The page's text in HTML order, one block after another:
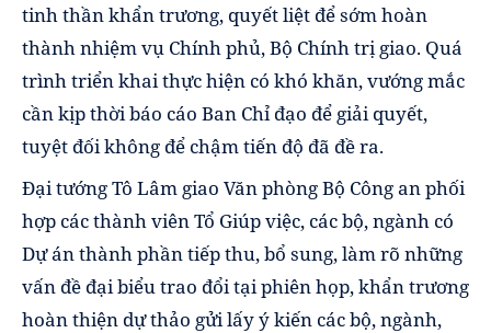
tinh thần khẩn trương, quyết liệt để sớm hoàn
thành nhiệm vụ Chính phủ, Bộ Chính trị giao. Quá
trình triển khai thực hiện có khó khăn, vướng mắc
cần kịp thời báo cáo Ban Chỉ đạo để giải quyết,
tuyệt đối không để chậm tiến độ đã đề ra.
Đại tướng Tô Lâm giao Văn phòng Bộ Công an phối
hợp các thành viên Tổ Giúp việc, các bộ, ngành có
Dự án thành phần tiếp thu, bổ sung, làm rõ những
vấn đề đại biểu trao đổi tại phiên họp, khẩn trương
hoàn thiện dự thảo gửi lấy ý kiến các bộ, ngành,